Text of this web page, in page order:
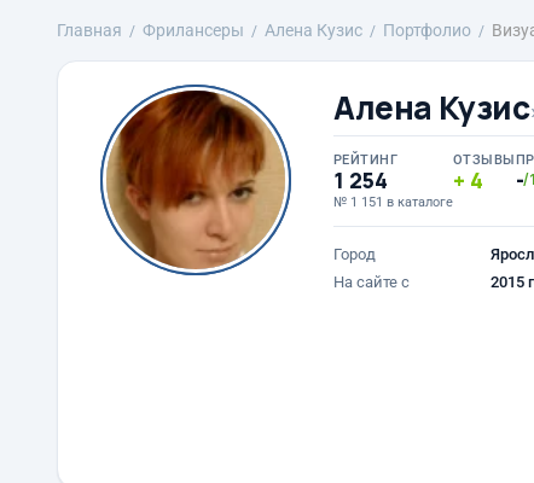
Главная Фрилансеры Алена Кузис Портфолио
Алена Кузис
РЕЙТИНГ
1 254
№ 1 151 в каталоге
ОТЗЫВЫ
4 -/
Город
На сайте с
2015